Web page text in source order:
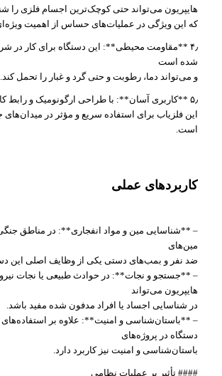
هایپریون می‌تواند حتی کوچک‌ترین اجسام فلزی را
که این ویژگی در عملیات‌های حساس از اهمیت
۴٫ **مقاومت محیطی**: این دستگاه برای کار
شده است
و می‌تواند دما، رطوبت و حتی گرد و غبار را تحمل کند.
۵٫ **کاربری آسان**: با طراحی ارگونومیک و رابط کاربری ساده،
این فلزیاب برای استفاده‌ سریع و مؤثر در
است.
کاربردهای عملی
– **شناسایی مین و مواد انفجاری**: در مناطق
مین‌های
ضد نفر و بمب‌های دستی یکی از وظایف اصلی این
– **جستجو و نجات**: در حوادث طبیعی یا نجات
هایپریون می‌تواند
در شناسایی اجساد یا افراد مدفون شده مفید باشد.
– **باستان‌شناسی و امنیت**: علاوه بر استفاده‌های
دستگاه در پروژه‌های
باستان‌شناسی و امنیت نیز کاربرد دارد.
#### تأثیر بر عملیات نظامی